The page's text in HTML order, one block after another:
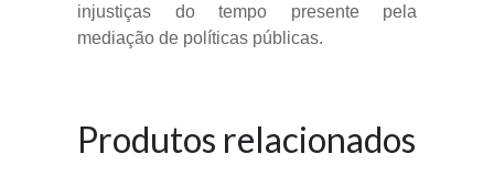
injustiças do tempo presente pela
mediação de políticas públicas.
Produtos relacionados